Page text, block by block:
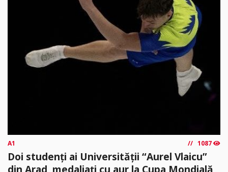
A1 1087
Doi studenți ai Universității “Aurel Vlaicu”
din Arad, medaliați cu aur la Cupa Mondială